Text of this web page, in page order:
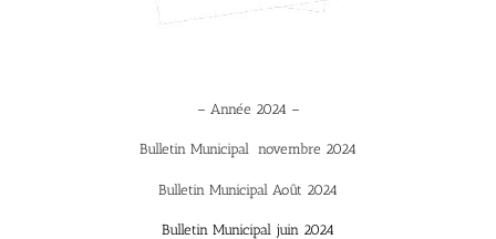
– Année 2024 –
Bulletin Municipal novembre 2024
Bulletin Municipal Août 2024
Bulletin Municipal juin 2024